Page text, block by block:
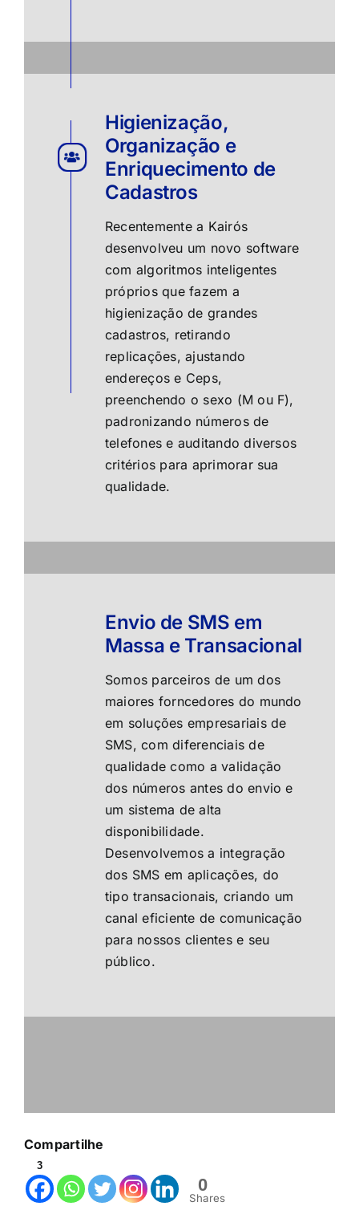
Higienização,
Organização e
Enriquecimento de
Cadastros
Recentemente a Kairós
desenvolveu um novo software
com algoritmos inteligentes
próprios que fazem a
higienização de grandes
cadastros, retirando
replicações, ajustando
endereços e Ceps,
preenchendo o sexo (M ou F),
padronizando números de
telefones e auditando diversos
critérios para aprimorar sua
qualidade.
Envio de SMS em
Massa e Transacional
Somos parceiros de um dos
maiores forncedores do mundo
em soluções empresariais de
SMS, com diferenciais de
qualidade como a validação
dos números antes do envio e
um sistema de alta
disponibilidade.
Desenvolvemos a integração
dos SMS em aplicações, do
tipo transacionais, criando um
canal eficiente de comunicação
para nossos clientes e seu
público.
Compartilhe
3
0
Shares